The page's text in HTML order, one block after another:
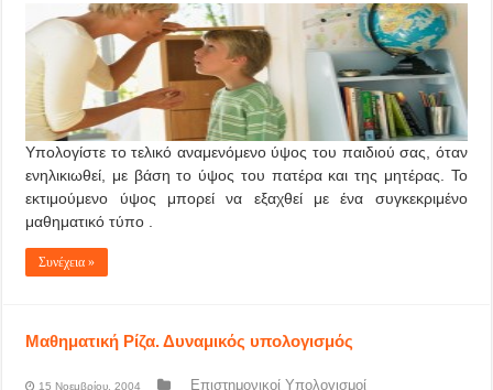
Υπολογίστε το τελικό αναμενόμενο ύψος του παιδιού σας, όταν
ενηλικιωθεί, με βάση το ύψος του πατέρα και της μητέρας. Το
εκτιμούμενο ύψος μπορεί να εξαχθεί με ένα συγκεκριμένο
μαθηματικό τύπο .
Συνέχεια »
Μαθηματική Ρίζα. Δυναμικός υπολογισμός
15 Νοεμβρίου, 2004 Επιστημονικοί Υπολογισμοί